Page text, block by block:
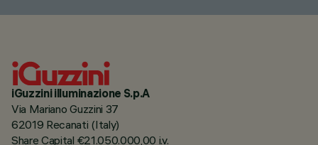
iGuzzini illuminazione S.p.A
Via Mariano Guzzini 37
62019 Recanati (Italy)
Share Capital €21.050.000,00 i.v.